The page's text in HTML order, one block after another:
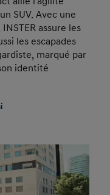
SUV. Avec une
assure les
les escapades
marqué par
identité